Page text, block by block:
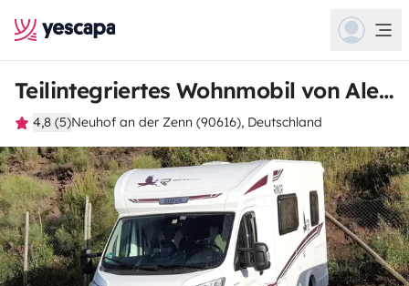
Teilintegriertes Wohnmobil von Alexander
4,8 (5)Neuhof an der Zenn (90616), Deutschland